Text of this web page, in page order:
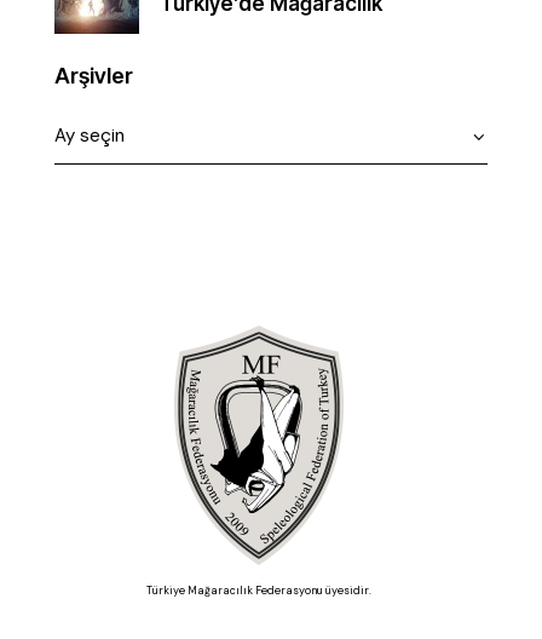
Arşivler
Türkiye Mağaracılık Federasyonu üyesidir.